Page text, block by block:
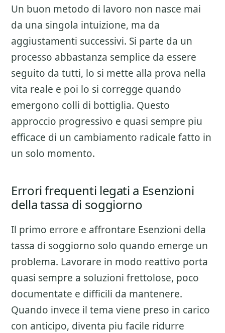
Un buon metodo di lavoro non nasce mai
da una singola intuizione, ma da
aggiustamenti successivi. Si parte da un
processo abbastanza semplice da essere
seguito da tutti, lo si mette alla prova nella
vita reale e poi lo si corregge quando
emergono colli di bottiglia. Questo
approccio progressivo e quasi sempre piu
efficace di un cambiamento radicale fatto in
un solo momento.
Errori frequenti legati a Esenzioni
della tassa di soggiorno
Il primo errore e affrontare Esenzioni della
tassa di soggiorno solo quando emerge un
problema. Lavorare in modo reattivo porta
quasi sempre a soluzioni frettolose, poco
documentate e difficili da mantenere.
Quando invece il tema viene preso in carico
con anticipo, diventa piu facile ridurre